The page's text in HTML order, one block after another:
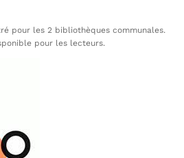
pour les 2 bibliothèques communales.
pour les lecteurs.